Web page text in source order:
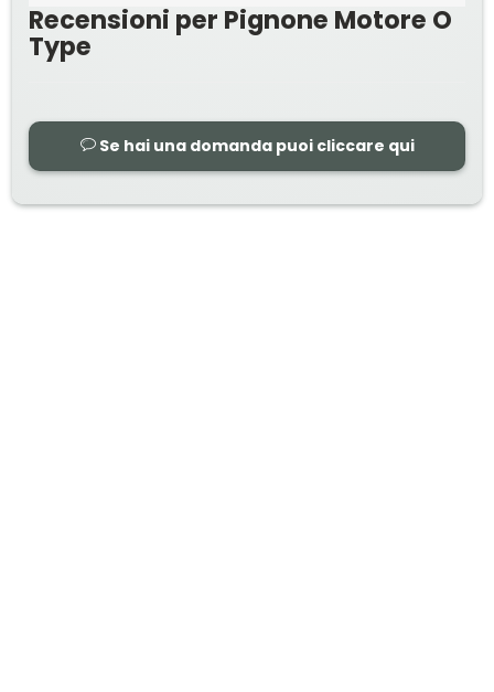
Recensioni per Pignone Motore O
Type
Se hai una domanda puoi cliccare qui